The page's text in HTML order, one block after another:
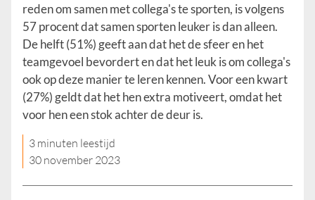
reden om samen met collega's te sporten, is volgens
57 procent dat samen sporten leuker is dan alleen.
De helft (51%) geeft aan dat het de sfeer en het
teamgevoel bevordert en dat het leuk is om collega's
ook op deze manier te leren kennen. Voor een kwart
(27%) geldt dat het hen extra motiveert, omdat het
voor hen een stok achter de deur is.
3 minuten leestijd
30 november 2023